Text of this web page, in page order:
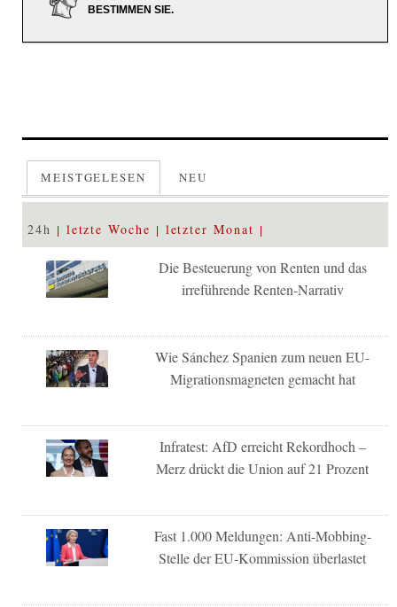
BESTIMMEN SIE.
MEISTGELESEN NEU
24h letzte Woche letzter Monat
Die Besteuerung von Renten und das
irreführende Renten-Narrativ
Wie Sánchez Spanien zum neuen EU-
Migrationsmagneten gemacht hat
Infratest: AfD erreicht Rekordhoch –
Merz drückt die Union auf 21 Prozent
Fast 1.000 Meldungen: Anti-Mobbing-
Stelle der EU-Kommission überlastet